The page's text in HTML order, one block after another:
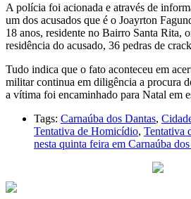
A polícia foi acionada e através de
um dos acusados que é o Joayrton
18 anos, residente no Bairro Santa Rita,
residência do acusado, 36 pedras de
Tudo indica que o fato aconteceu em
militar continua em diligência a procura
a vítima foi encaminhado para Natal em
Tags: Carnaúba dos Dantas,
Tentativa de Homicídio, Tentativa
nesta quinta feira em Carnaúba